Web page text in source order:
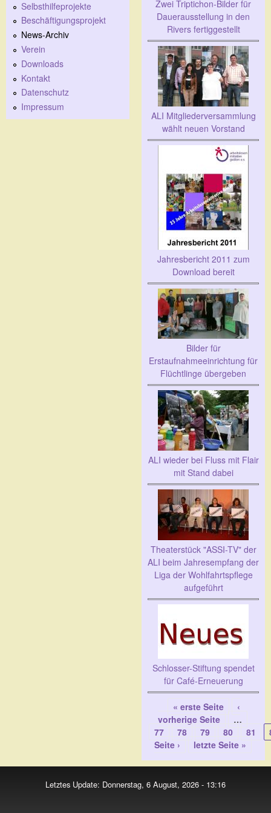
Selbsthilfeprojekte
Beschäftigungsprojekt
News-Archiv
Verein
Downloads
Kontakt
Datenschutz
Impressum
Zwei Triptichon-Bilder für
Dauerausstellung in den
Rivers fertiggestellt
ALI Mitgliederversammlung
wählt neuen Vorstand
Jahresbericht 2011 zum
Download bereit
Bilder für
Erstaufnahmeeinrichtung für
Flüchtlinge übergeben
ALI wieder bei Fluss mit Flair
mit Stand dabei
Theaterstück "ASSI-TV" der
ALI beim Jahresempfang der
Liga der Wohlfahrtspflege
aufgeführt
Schlosser-Stiftung spendet
für Café-Erneuerung
« erste Seite
‹
vorherige Seite
…
77
78 79 80 81
Seite ›
letzte Seite »
Letztes Update: Donnerstag, 6 August, 2026 - 13:16